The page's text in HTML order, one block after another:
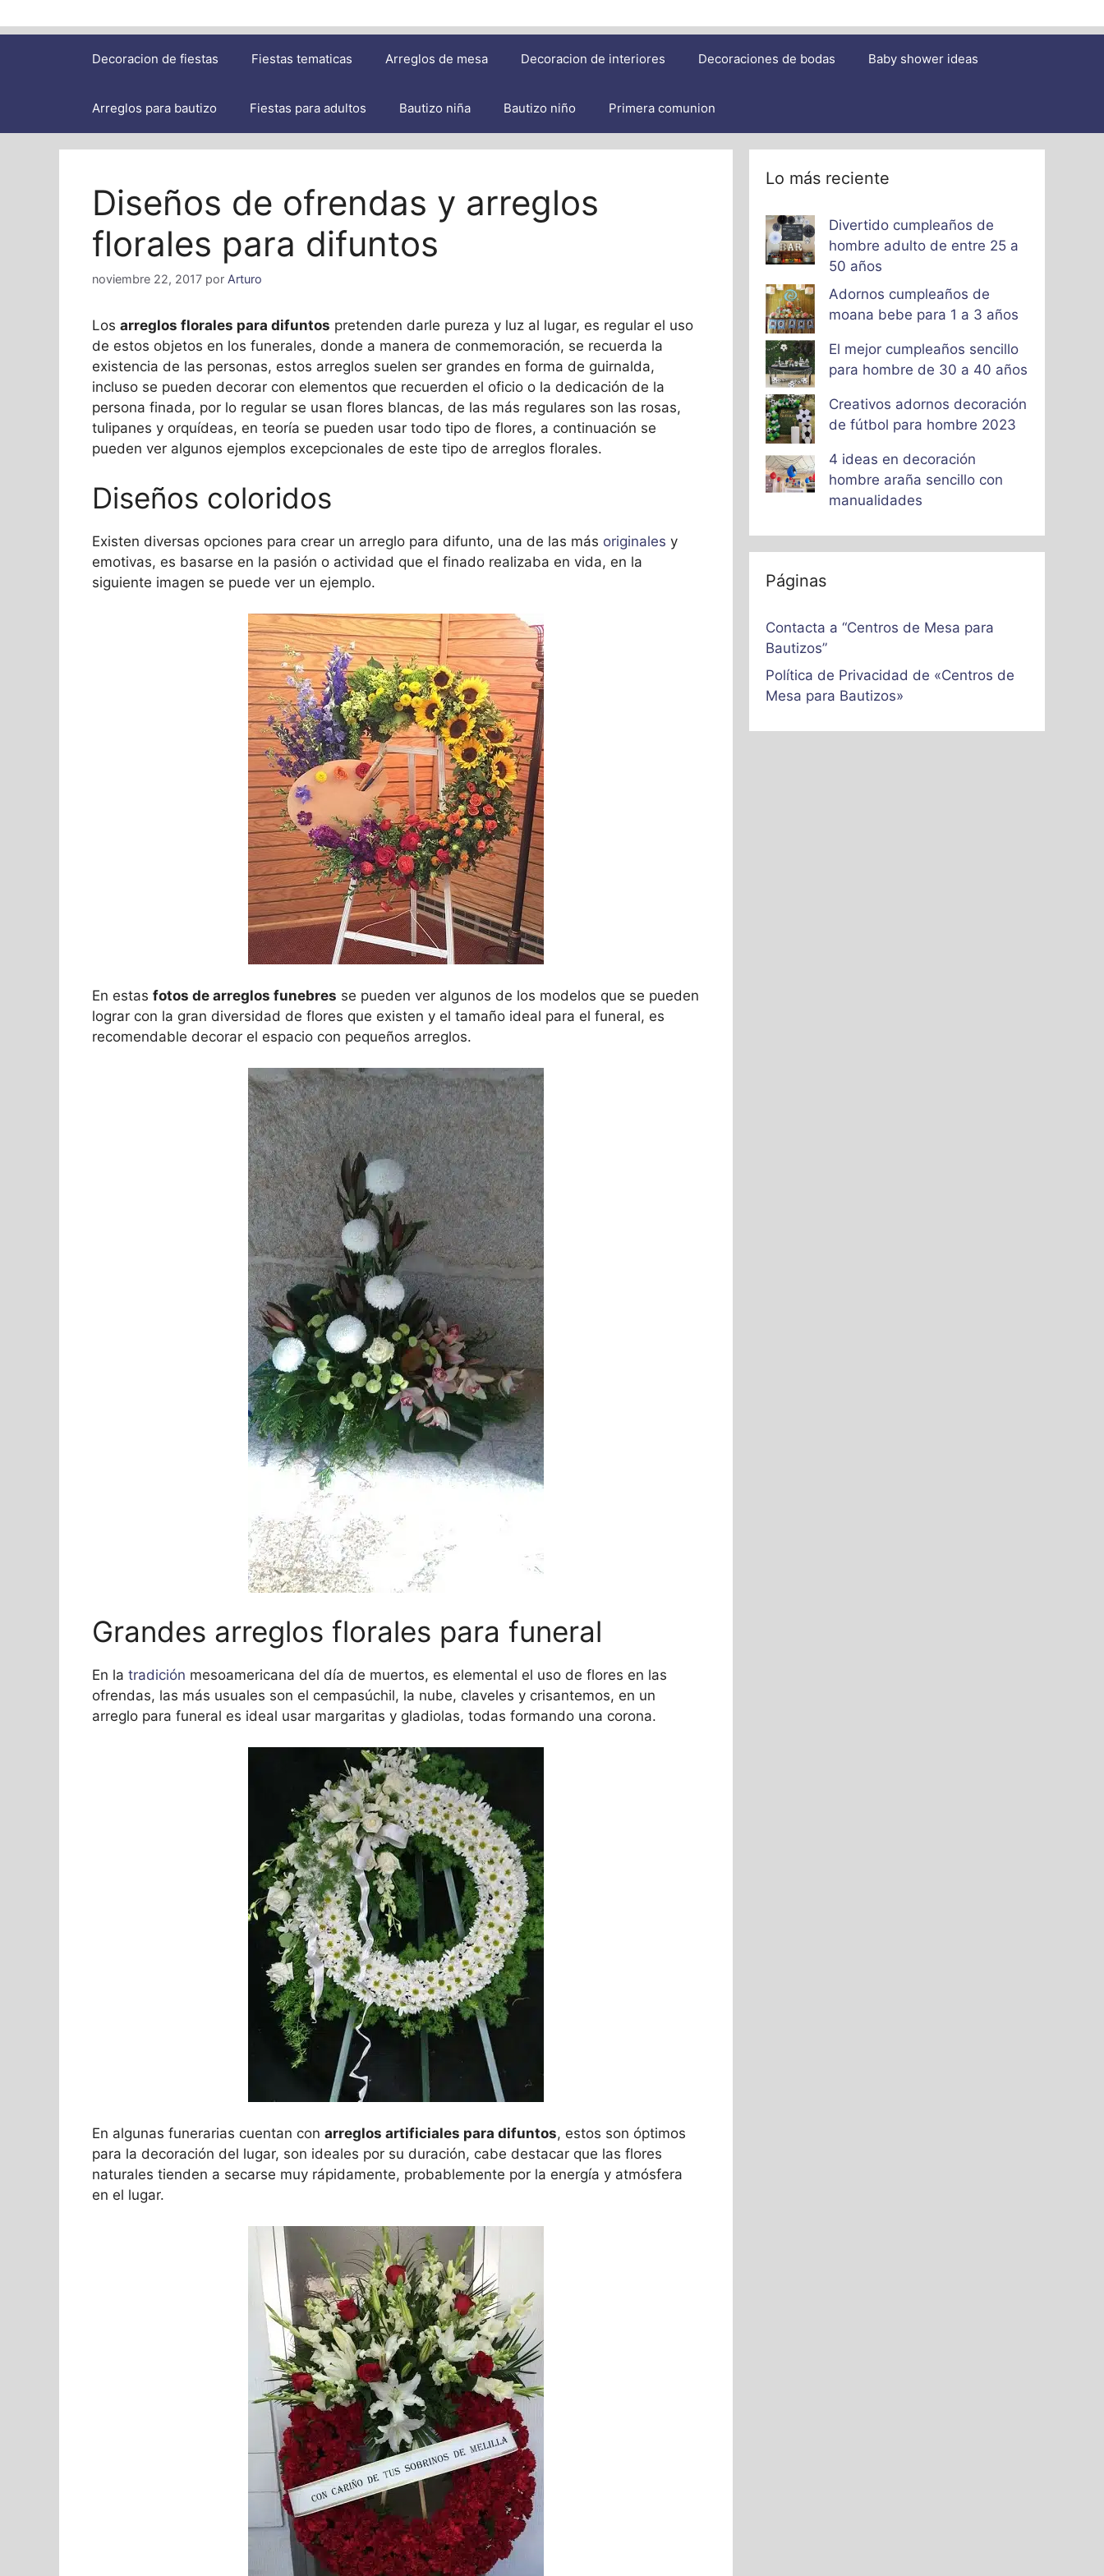
Decoracion de fiestas Fiestas tematicas Arreglos de mesa Decoracion de interiores Decoraciones de bodas Baby shower ideas
Arreglos para bautizo Fiestas para adultos Bautizo niña Bautizo niño Primera comunion
Diseños de ofrendas y arreglos
florales para difuntos
noviembre 22, 2017 por Arturo
Los arreglos florales para difuntos pretenden darle pureza y luz al lugar, es regular el uso
de estos objetos en los funerales, donde a manera de conmemoración, se recuerda la
existencia de las personas, estos arreglos suelen ser grandes en forma de guirnalda,
incluso se pueden decorar con elementos que recuerden el oficio o la dedicación de la
persona finada, por lo regular se usan flores blancas, de las más regulares son las rosas,
tulipanes y orquídeas, en teoría se pueden usar todo tipo de flores, a continuación se
pueden ver algunos ejemplos excepcionales de este tipo de arreglos florales.
Diseños coloridos
Existen diversas opciones para crear un arreglo para difunto, una de las más originales y
emotivas, es basarse en la pasión o actividad que el finado realizaba en vida, en la
siguiente imagen se puede ver un ejemplo.
En estas fotos de arreglos funebres se pueden ver algunos de los modelos que se pueden
lograr con la gran diversidad de flores que existen y el tamaño ideal para el funeral, es
recomendable decorar el espacio con pequeños arreglos.
Grandes arreglos florales para funeral
En la tradición mesoamericana del día de muertos, es elemental el uso de flores en las
ofrendas, las más usuales son el cempasúchil, la nube, claveles y crisantemos, en un
arreglo para funeral es ideal usar margaritas y gladiolas, todas formando una corona.
En algunas funerarias cuentan con arreglos artificiales para difuntos, estos son óptimos
para la decoración del lugar, son ideales por su duración, cabe destacar que las flores
naturales tienden a secarse muy rápidamente, probablemente por la energía y atmósfera
en el lugar.
Lo más reciente
Divertido cumpleaños de
hombre adulto de entre 25 a
50 años
Adornos cumpleaños de
moana bebe para 1 a 3 años
El mejor cumpleaños sencillo
para hombre de 30 a 40 años
Creativos adornos decoración
de fútbol para hombre 2023
4 ideas en decoración
hombre araña sencillo con
manualidades
Páginas
Contacta a “Centros de Mesa para
Bautizos”
Política de Privacidad de «Centros de
Mesa para Bautizos»